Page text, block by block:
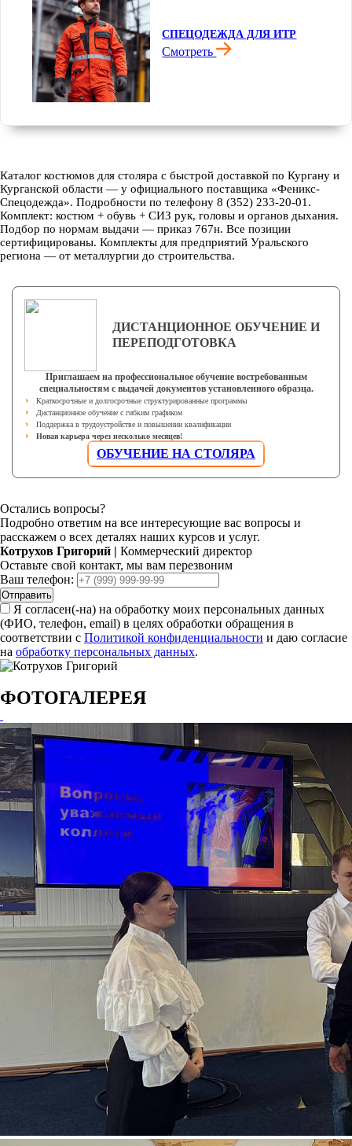
СПЕЦОДЕЖДА ДЛЯ ИТР
Смотреть
Каталог костюмов для столяра с быстрой доставкой по Кургану и
Курганской области — у официального поставщика «Феникс-
Спецодежда». Подробности по телефону 8 (352) 233-20-01.
Комплект: костюм + обувь + СИЗ рук, головы и органов дыхания.
Подбор по нормам выдачи — приказ 767н. Все позиции
сертифицированы. Комплекты для предприятий Уральского
региона — от металлургии до строительства.
ДИСТАНЦИОННОЕ ОБУЧЕНИЕ И
ПЕРЕПОДГОТОВКА
Приглашаем на профессиональное обучение востребованным
специальностям с выдачей документов установленного образца.
Краткосрочные и долгосрочные структурированные программы
Дистанционное обучение с гибким графиком
Поддержка в трудоустройстве и повышении квалификации
Новая карьера через несколько месяцев!
ОБУЧЕНИЕ НА СТОЛЯРА
Остались вопросы?
Подробно ответим на все интересующие вас вопросы и
расскажем о всех деталях наших курсов и услуг.
Котрухов Григорий | Коммерческий директор
Оставьте свой контакт, мы вам перезвоним
Ваш телефон:
Отправить
Я согласен(-на) на обработку моих персональных данных
(ФИО, телефон, email) в целях обработки обращения в
соответствии с Политикой конфиденциальности и даю согласие
на обработку персональных данных.
ФОТОГАЛЕРЕЯ